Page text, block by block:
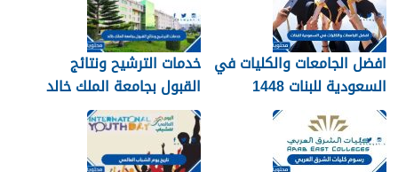
افضل الجامعات والكليات في
السعودية للبنات 1448
خدمات الترشيح ونتائج
القبول بجامعة الملك خالد
1448